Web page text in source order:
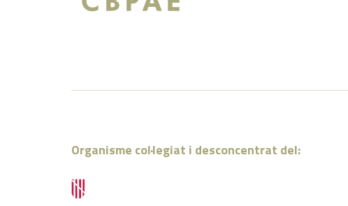
Organisme col·legiat i desconcentrat del: